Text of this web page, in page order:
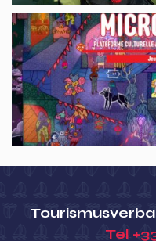
en
float
tube
Jeu
vidéo,
30
Birds
Tel